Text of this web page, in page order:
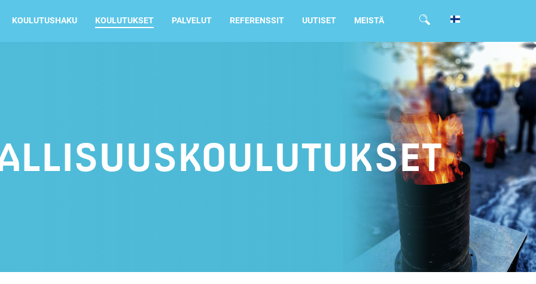
KOULUTUSHAKU KOULUTUKSET PALVELUT REFERENSSIT UUTISET MEISTÄ